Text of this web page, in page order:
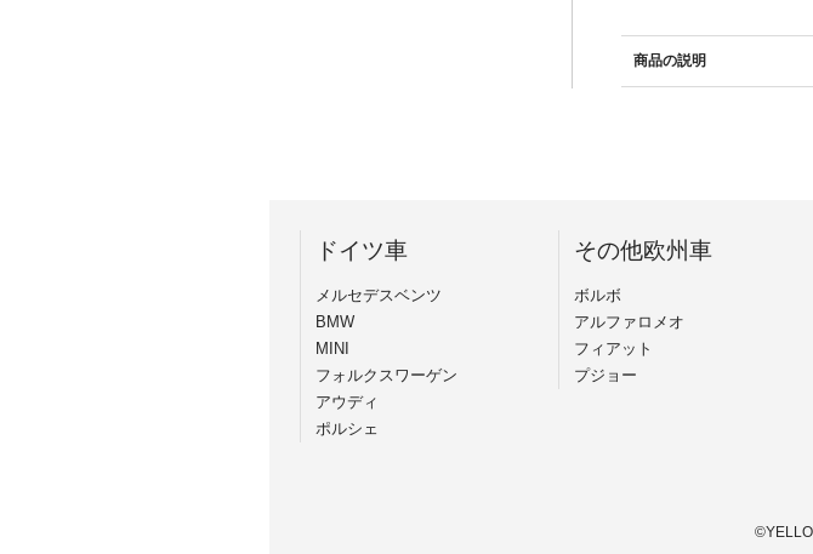
商品の説明
ドイツ車
メルセデスベンツ
BMW
MINI
フォルクスワーゲン
アウディ
ポルシェ
その他欧州車
ボルボ
アルファロメオ
フィアット
プジョー